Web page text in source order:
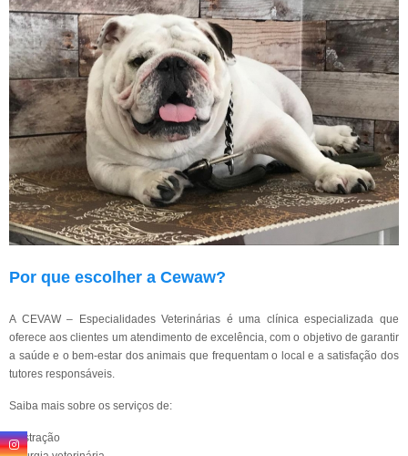
Por que escolher a Cewaw?
A CEVAW – Especialidades Veterinárias é uma clínica especializada que
oferece aos clientes um atendimento de excelência, com o objetivo de garantir
a saúde e o bem-estar dos animais que frequentam o local e a satisfação dos
tutores responsáveis.
Saiba mais sobre os serviços de:
Castração